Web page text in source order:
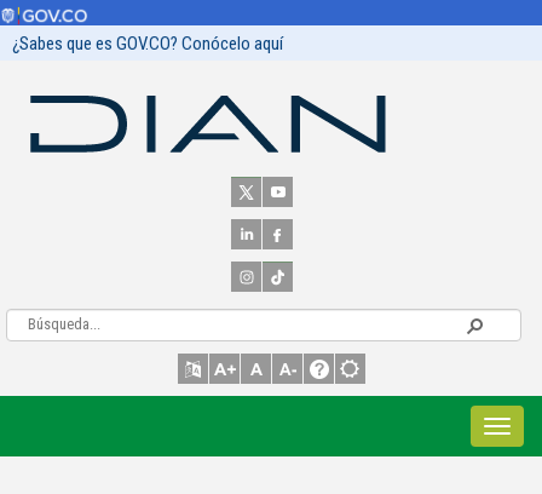
¿Sabes que es GOV.CO? Conócelo aquí